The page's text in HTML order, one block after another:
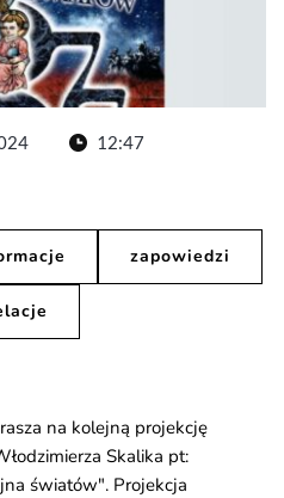
na kolejną projekcję
Skalika pt:
światów". Projekcja
12:47
zapowiedzi